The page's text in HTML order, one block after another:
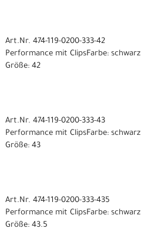
Art.Nr. 474-119-0200-333-42
Performance mit ClipsFarbe: schwarz
Größe: 42
Art.Nr. 474-119-0200-333-43
Performance mit ClipsFarbe: schwarz
Größe: 43
Art.Nr. 474-119-0200-333-435
Performance mit ClipsFarbe: schwarz
Größe: 43.5